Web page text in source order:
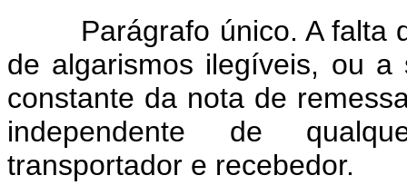
Parágrafo único. A falta
de algarismos ilegíveis, ou
constante da nota de
independente de
transportador e recebedor.